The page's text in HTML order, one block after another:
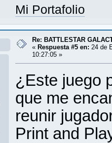
Mi Portafolio
Re: BATTLESTAR
« Respuesta #5 en: 24 de
10:27:05 »
¿Este juego
que me
reunir
Print and